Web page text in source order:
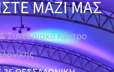
ΜΑΖΙ ΜΑΣ
Συνεδριακό Κέντρο